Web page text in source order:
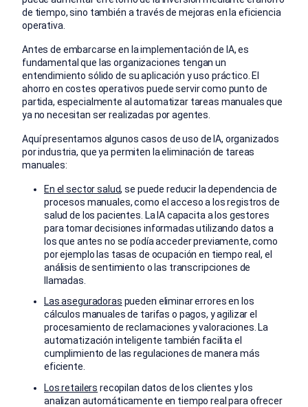
de tiempo, sino también a través de mejoras en la eficiencia
operativa.
Antes de embarcarse en la implementación de IA, es
fundamental que las organizaciones tengan un
entendimiento sólido de su aplicación y uso práctico. El
ahorro en costes operativos puede servir como punto de
partida, especialmente al automatizar tareas manuales que
ya no necesitan ser realizadas por agentes.
Aquí presentamos algunos casos de uso de IA, organizados
por industria, que ya permiten la eliminación de tareas
manuales:
En el sector salud, se puede reducir la dependencia de
procesos manuales, como el acceso a los registros de
salud de los pacientes. La IA capacita a los gestores
para tomar decisiones informadas utilizando datos a
los que antes no se podía acceder previamente, como
por ejemplo las tasas de ocupación en tiempo real, el
análisis de sentimiento o las transcripciones de
llamadas.
Las aseguradoras pueden eliminar errores en los
cálculos manuales de tarifas o pagos, y agilizar el
procesamiento de reclamaciones y valoraciones. La
automatización inteligente también facilita el
cumplimiento de las regulaciones de manera más
eficiente.
Los retailers recopilan datos de los clientes y los
analizan automáticamente en tiempo real para ofrecer